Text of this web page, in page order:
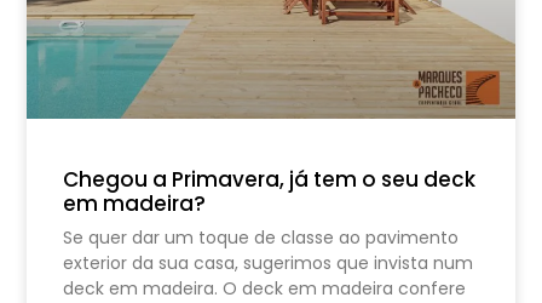
Chegou a Primavera, já tem o seu deck
em madeira?
Se quer dar um toque de classe ao pavimento
exterior da sua casa, sugerimos que invista num
deck em madeira. O deck em madeira confere